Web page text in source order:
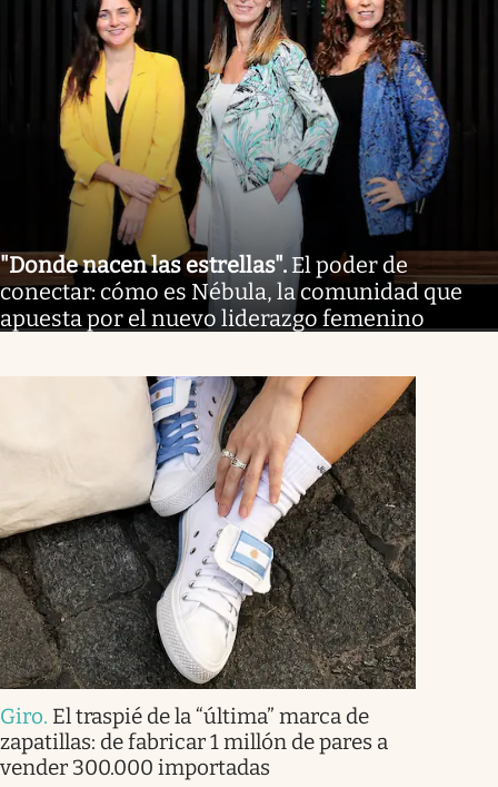
"Donde nacen las estrellas". El poder de
conectar: cómo es Nébula, la comunidad que
apuesta por el nuevo liderazgo femenino
Giro. El traspié de la “última” marca de
zapatillas: de fabricar 1 millón de pares a
vender 300.000 importadas